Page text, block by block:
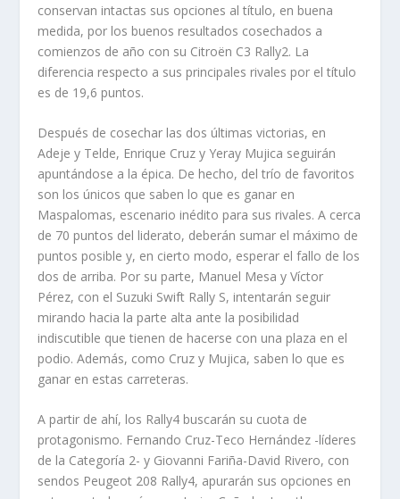
conservan intactas sus opciones al título, en buena
medida, por los buenos resultados cosechados a
comienzos de año con su Citroën C3 Rally2. La
diferencia respecto a sus principales rivales por el título
es de 19,6 puntos.
Después de cosechar las dos últimas victorias, en
Adeje y Telde, Enrique Cruz y Yeray Mujica seguirán
apuntándose a la épica. De hecho, del trío de favoritos
son los únicos que saben lo que es ganar en
Maspalomas, escenario inédito para sus rivales. A cerca
de 70 puntos del liderato, deberán sumar el máximo de
puntos posible y, en cierto modo, esperar el fallo de los
dos de arriba. Por su parte, Manuel Mesa y Víctor
Pérez, con el Suzuki Swift Rally S, intentarán seguir
mirando hacia la parte alta ante la posibilidad
indiscutible que tienen de hacerse con una plaza en el
podio. Además, como Cruz y Mujica, saben lo que es
ganar en estas carreteras.
A partir de ahí, los Rally4 buscarán su cuota de
protagonismo. Fernando Cruz-Teco Hernández -líderes
de la Categoría 2- y Giovanni Fariña-David Rivero, con
sendos Peugeot 208 Rally4, apurarán sus opciones en